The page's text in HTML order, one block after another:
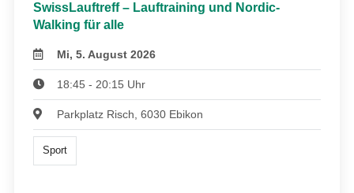
SwissLauftreff – Lauftraining und Nordic-
Walking für alle
Mi, 5. August 2026
18:45 - 20:15 Uhr
Parkplatz Risch, 6030 Ebikon
Sport